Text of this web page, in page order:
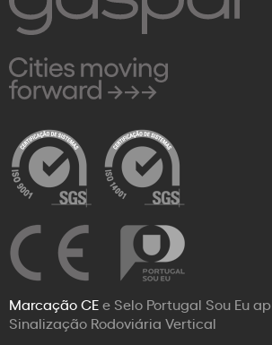
Marcação CEe Selo Portugal Sou Eu
Sinalização Rodoviária Vertical